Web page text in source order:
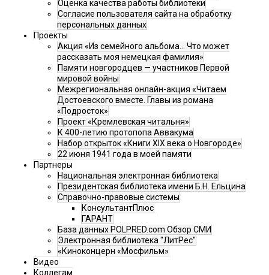
Оценка качества работы библиотеки
Согласие пользователя сайта на обработку
персональных данных
Проекты
Акция «Из семейного альбома... Что может
рассказать моя немецкая фамилия»
Памяти новгородцев — участников Первой
мировой войны
Межрегиональная онлайн-акция «Читаем
Достоевского вместе. Главы из романа
«Подросток»
Проект «Кремлевская читальня»
К 400-летию протопопа Аввакума
Набор открыток «Книги XIX века о Новгороде»
22 июня 1941 года в моей памяти
Партнеры
Национальная электронная библиотека
Президентская библиотека имени Б.Н. Ельцина
Справочно-правовые системы
КонсультантПлюс
ГАРАНТ
База данных POLPRED.com Обзор СМИ
Электронная библиотека "ЛитРес"
«Киноконцерн «Мосфильм»
Видео
Коллегам